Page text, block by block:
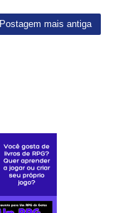
Postagem mais antiga